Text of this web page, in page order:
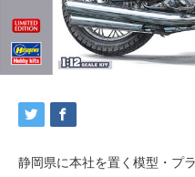
静岡県に本社を置く模型・プ